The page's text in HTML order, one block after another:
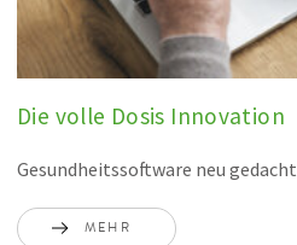
Die volle Dosis Innovation
Gesundheitssoftware neu gedacht
MEHR